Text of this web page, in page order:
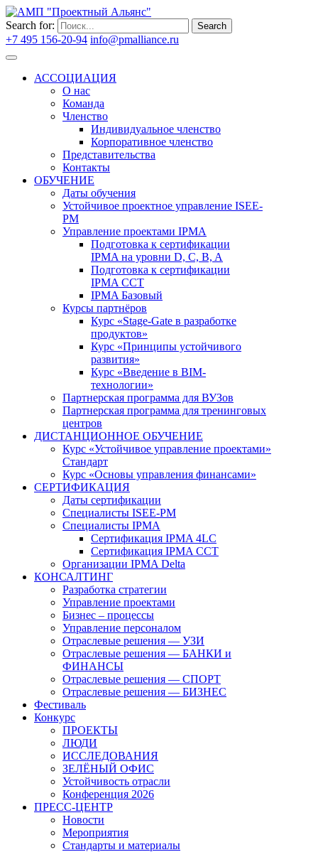
Search for: Search
+7 495 156-20-94 info@pmalliance.ru
АССОЦИАЦИЯ
О нас
Команда
Членство
Индивидуальное членство
Корпоративное членство
Представительства
Контакты
ОБУЧЕНИЕ
Даты обучения
Устойчивое проектное управление ISEE-
PM
Управление проектами IPMA
Подготовка к сертификации
IPMA на уровни D, C, B, A
Подготовка к сертификации
IPMA CCT
IPMA Базовый
Курсы партнёров
Курс «Stage-Gate в разработке
продуктов»
Курс «Принципы устойчивого
развития»
Курс «Введение в BIM-
технологии»
Партнерская программа для ВУЗов
Партнерская программа для тренинговых
центров
ДИСТАНЦИОННОЕ ОБУЧЕНИЕ
Курс «Устойчивое управление проектами»
Стандарт
Курс «Основы управления финансами»
СЕРТИФИКАЦИЯ
Даты сертификации
Специалисты ISEE-PM
Специалисты IPMA
Сертификация IPMA 4LC
Сертификация IPMA CCT
Организации IPMA Delta
КОНСАЛТИНГ
Разработка стратегии
Управление проектами
Бизнес – процессы
Управление персоналом
Отраслевые решения — УЗИ
Отраслевые решения — БАНКИ и
ФИНАНСЫ
Отраслевые решения — СПОРТ
Отраслевые решения — БИЗНЕС
Фестиваль
Конкурс
ПРОЕКТЫ
ЛЮДИ
ИССЛЕДОВАНИЯ
ЗЕЛЁНЫЙ ОФИС
Устойчивость отрасли
Конференция 2026
ПРЕСС-ЦЕНТР
Новости
Мероприятия
Стандарты и материалы